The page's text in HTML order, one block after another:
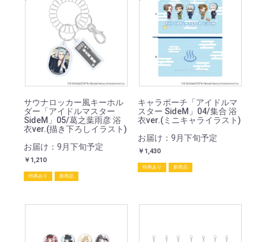
サウナロッカー風キーホル
ダー「アイドルマスター
SideM」05/葛之葉雨彦 浴
衣ver.(描き下ろしイラスト)
お届け：9月下旬予定
￥1,210
特典あり 新商品
キャラポーチ「アイドルマ
スター SideM」04/集合 浴
衣ver.(ミニキャライラスト)
お届け：9月下旬予定
￥1,430
特典あり 新商品